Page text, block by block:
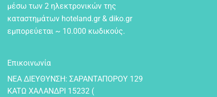
μέσω των 2 ηλεκτρονικών της
καταστημάτων hoteland.gr & diko.gr
εμπορεύεται ~ 10.000 κωδικούς.
Επικοινωνία
NEA ΔIEYΘYNΣH: ΣAPANTAΠOPOY 129
KATΩ XAΛANΔPI 15232 (